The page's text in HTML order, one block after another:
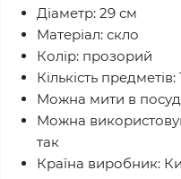
Діаметр: 29 см
Матеріал: скло
Колір: прозорий
Кількість предметів:
Можна мити в
Можна
так
Країна виробник: